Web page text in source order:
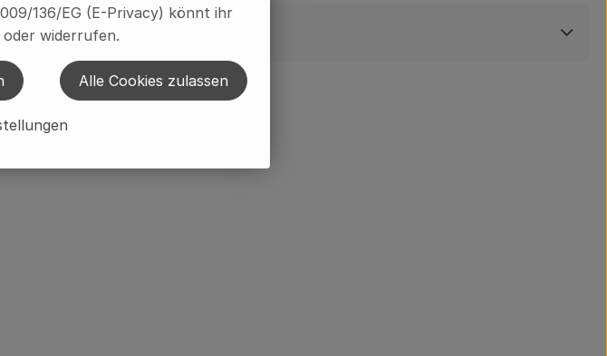
136/EG (E-Privacy) könnt ihr
oder widerrufen.
Alle Cookies zulassen